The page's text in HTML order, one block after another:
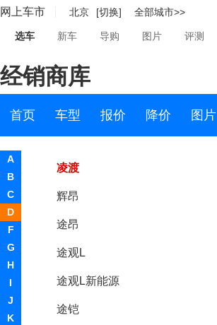
网上车市 北京 [切换] 全部城市>>
选车 新车 导购 图片 评测
经销商库
首页 车型 报价 降价 图片
A
B
C
D
F
G
H
I
J
K
朗逸
大众ID.3
帕萨特
凌渡
辉昂
途昂
途观L
途观L新能源
途铠